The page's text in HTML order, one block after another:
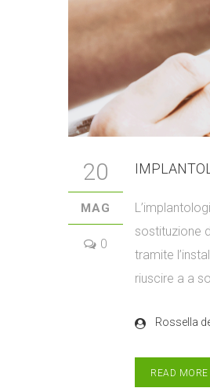
20
MAG
0
sostituzione
tramite
riuscire a a
Rossella
READ MORE